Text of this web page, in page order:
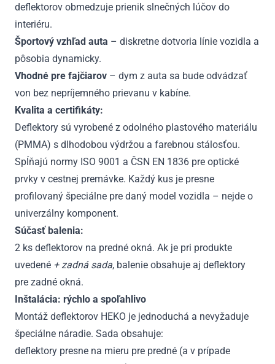
deflektorov obmedzuje prienik slnečných lúčov do
interiéru.
Športový vzhľad auta – diskretne dotvoria línie vozidla a
pôsobia dynamicky.
Vhodné pre fajčiarov – dym z auta sa bude odvádzať
von bez nepríjemného prievanu v kabíne.
Kvalita a certifikáty:
Deflektory sú vyrobené z odolného plastového materiálu
(PMMA) s dlhodobou výdržou a farebnou stálosťou.
Spĺňajú normy ISO 9001 a ČSN EN 1836 pre optické
prvky v cestnej premávke. Každý kus je presne
profilovaný špeciálne pre daný model vozidla – nejde o
univerzálny komponent.
Súčasť balenia:
2 ks deflektorov na predné okná. Ak je pri produkte
uvedené + zadná sada, balenie obsahuje aj deflektory
pre zadné okná.
Inštalácia: rýchlo a spoľahlivo
Montáž deflektorov HEKO je jednoduchá a nevyžaduje
špeciálne náradie. Sada obsahuje:
deflektory presne na mieru pre predné (a v prípade